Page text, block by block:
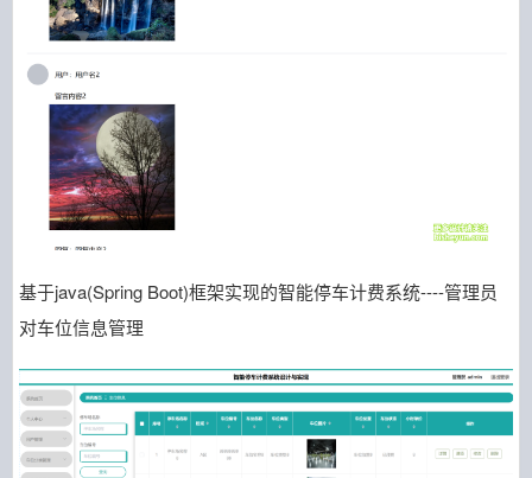
基于java(Spring Boot)框架实现的智能停车计费系统----管理员
对车位信息管理